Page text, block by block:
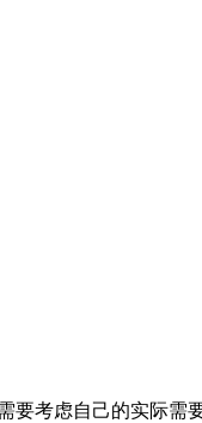
考虑自己的实际需